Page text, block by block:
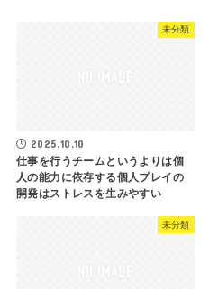
未分類
2025.10.10
仕事を行うチームというよりは個
人の能力に依存する個人プレイの
開発はストレスを生みやすい
未分類